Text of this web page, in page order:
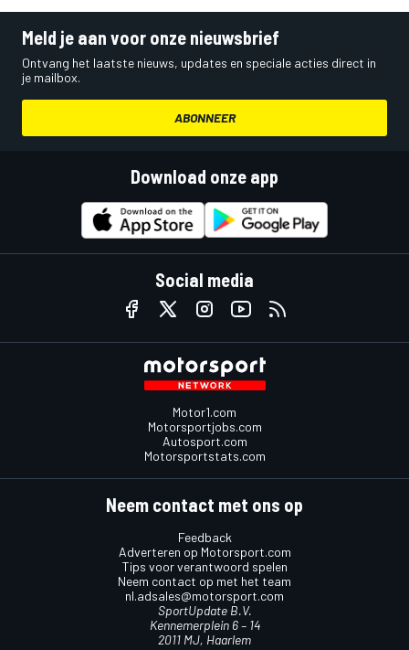
Meld je aan voor onze nieuwsbrief
Ontvang het laatste nieuws, updates en speciale acties direct in
je mailbox.
ABONNEER
Download onze app
Social media
Motor1.com
Motorsportjobs.com
Autosport.com
Motorsportstats.com
Neem contact met ons op
Feedback
Adverteren op Motorsport.com
Tips voor verantwoord spelen
Neem contact op met het team
nl.adsales@motorsport.com
SportUpdate B.V.
Kennemerplein 6 – 14
2011 MJ, Haarlem